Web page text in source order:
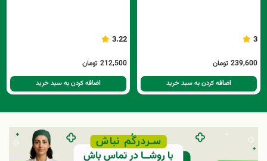
3
239,600 تومان
اضافه کردن به سبد خرید
3.22
212,500 تومان
اضافه کردن به سبد خرید